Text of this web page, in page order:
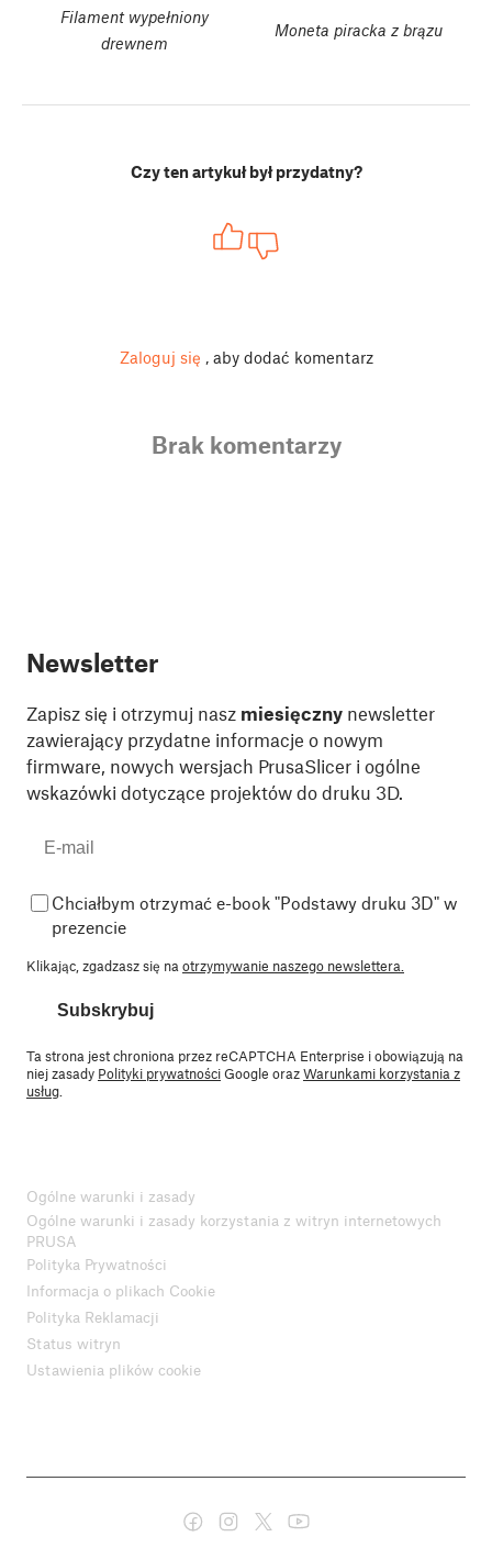
Filament wypełniony
drewnem
Moneta piracka z brązu
Czy ten artykuł był przydatny?
Zaloguj się , aby dodać komentarz
Brak komentarzy
Newsletter
Zapisz się i otrzymuj nasz miesięczny newsletter
zawierający przydatne informacje o nowym
firmware, nowych wersjach PrusaSlicer i ogólne
wskazówki dotyczące projektów do druku 3D.
Chciałbym otrzymać e-book "Podstawy druku 3D" w
prezencie
Klikając, zgadzasz się na otrzymywanie naszego newslettera.
Subskrybuj
Ta strona jest chroniona przez reCAPTCHA Enterprise i obowiązują na
niej zasady Polityki prywatnościGoogle orazWarunkami korzystania z
usług
Ogólne warunki i zasady
Ogólne warunki i zasady korzystania z witryn internetowych
PRUSA
Polityka Prywatności
Informacja o plikach Cookie
Polityka Reklamacji
Status witryn
Ustawienia plików cookie